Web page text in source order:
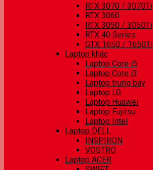
RTX 3070 / 3070Ti
RTX 3060
RTX 3050 / 3050Ti
RTX 40 Series
GTX 1650 / 1650Ti
Laptop khác
Laptop Core i5
Laptop Core i3
Laptop trưng bày
Laptop LG
Laptop Huawei
Laptop Fujitsu
Laptop Intel
Laptop DELL
INSPIRON
VOSTRO
Laptop ACER